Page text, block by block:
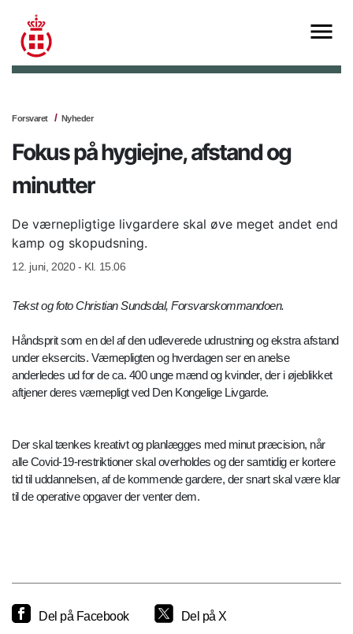
Forsvaret Nyheder
Fokus på hygiejne, afstand og
minutter
De værnepligtige livgardere skal øve meget andet end
kamp og skopudsning.
12. juni, 2020 - Kl. 15.06
Tekst og foto Christian Sundsdal, Forsvarskommandoen.
Håndsprit som en del af den udleverede udrustning og ekstra afstand
under eksercits. Værnepligten og hverdagen ser en anelse
anderledes ud for de ca. 400 unge mænd og kvinder, der i øjeblikket
aftjener deres værnepligt ved Den Kongelige Livgarde.
Der skal tænkes kreativt og planlægges med minut præcision, når
alle Covid-19-restriktioner skal overholdes og der samtidig er kortere
tid til uddannelsen, af de kommende gardere, der snart skal være klar
til de operative opgaver der venter dem.
Del på Facebook Del på X